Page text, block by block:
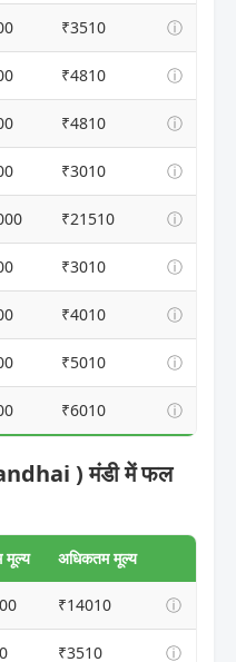
₹3510 ⓘ
₹4810 ⓘ
₹4810 ⓘ
₹3010 ⓘ
₹21510 ⓘ
₹3010 ⓘ
₹4010 ⓘ
₹5010 ⓘ
₹6010 ⓘ
) मंडी में फल
मूल्य अधिकतम मूल्य
₹14010 ⓘ
₹3510 ⓘ